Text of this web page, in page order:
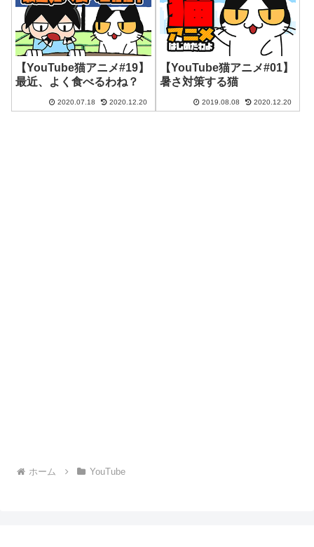
【YouTube猫アニメ#19】
最近、よく食べるわね？
2020.07.18 2020.12.20
【YouTube猫アニメ#01】
暑さ対策する猫
2019.08.08 2020.12.20
ホーム YouTube